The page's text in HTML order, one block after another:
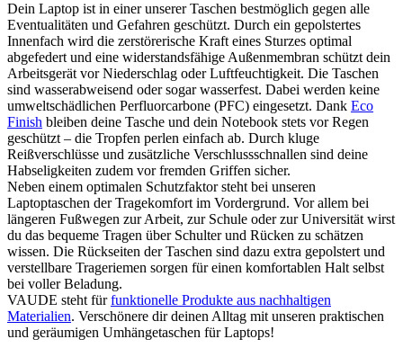
Dein Laptop ist in einer unserer Taschen bestmöglich gegen alle
Eventualitäten und Gefahren geschützt. Durch ein gepolstertes
Innenfach wird die zerstörerische Kraft eines Sturzes optimal
abgefedert und eine widerstandsfähige Außenmembran schützt dein
Arbeitsgerät vor Niederschlag oder Luftfeuchtigkeit. Die Taschen
sind wasserabweisend oder sogar wasserfest. Dabei werden keine
umweltschädlichen Perfluorcarbone (PFC) eingesetzt. Dank Eco
Finish bleiben deine Tasche und dein Notebook stets vor Regen
geschützt – die Tropfen perlen einfach ab. Durch kluge
Reißverschlüsse und zusätzliche Verschlussschnallen sind deine
Habseligkeiten zudem vor fremden Griffen sicher.
Neben einem optimalen Schutzfaktor steht bei unseren
Laptoptaschen der Tragekomfort im Vordergrund. Vor allem bei
längeren Fußwegen zur Arbeit, zur Schule oder zur Universität wirst
du das bequeme Tragen über Schulter und Rücken zu schätzen
wissen. Die Rückseiten der Taschen sind dazu extra gepolstert und
verstellbare Trageriemen sorgen für einen komfortablen Halt selbst
bei voller Beladung.
VAUDE steht fürfunktionelle Produkte aus nachhaltigen
Materialien. Verschönere dir deinen Alltag mit unseren praktischen
und geräumigen Umhängetaschen für Laptops!